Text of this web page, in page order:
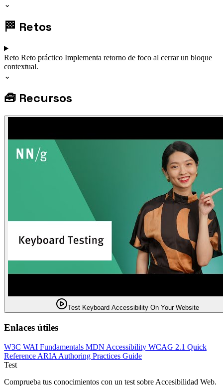
⌄
🏁 Retos
Reto Reto práctico Implementa retorno de foco al cerrar un bloque
contextual.
⌄
🧰 Recursos
Test Keyboard Accessibility On Your Website
Enlaces útiles
W3C WAI Fundamentals MDN Accessibility WCAG 2.1 Quick
Reference ARIA Authoring Practices Guide
Test
Comprueba tus conocimientos con un test sobre Accesibilidad Web.